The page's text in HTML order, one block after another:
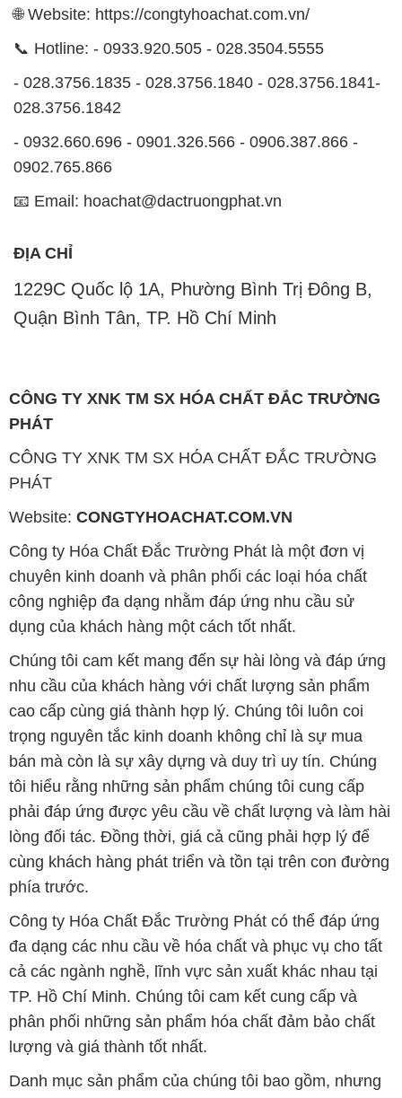
🌐 Website: https://congtyhoachat.com.vn/
📞 Hotline: - 0933.920.505 - 028.3504.5555
- 028.3756.1835 - 028.3756.1840 - 028.3756.1841-
028.3756.1842
- 0932.660.696 - 0901.326.566 - 0906.387.866 -
0902.765.866
📧 Email: hoachat@dactruongphat.vn
ĐỊA CHỈ
1229C Quốc lộ 1A, Phường Bình Trị Đông B,
Quận Bình Tân, TP. Hồ Chí Minh
CÔNG TY XNK TM SX HÓA CHẤT ĐẮC TRƯỜNG
PHÁT
CÔNG TY XNK TM SX HÓA CHẤT ĐẮC TRƯỜNG
PHÁT
Website: CONGTYHOACHAT.COM.VN
Công ty Hóa Chất Đắc Trường Phát là một đơn vị
chuyên kinh doanh và phân phối các loại hóa chất
công nghiệp đa dạng nhằm đáp ứng nhu cầu sử
dụng của khách hàng một cách tốt nhất.
Chúng tôi cam kết mang đến sự hài lòng và đáp ứng
nhu cầu của khách hàng với chất lượng sản phẩm
cao cấp cùng giá thành hợp lý. Chúng tôi luôn coi
trọng nguyên tắc kinh doanh không chỉ là sự mua
bán mà còn là sự xây dựng và duy trì uy tín. Chúng
tôi hiểu rằng những sản phẩm chúng tôi cung cấp
phải đáp ứng được yêu cầu về chất lượng và làm hài
lòng đối tác. Đồng thời, giá cả cũng phải hợp lý để
cùng khách hàng phát triển và tồn tại trên con đường
phía trước.
Công ty Hóa Chất Đắc Trường Phát có thể đáp ứng
đa dạng các nhu cầu về hóa chất và phục vụ cho tất
cả các ngành nghề, lĩnh vực sản xuất khác nhau tại
TP. Hồ Chí Minh. Chúng tôi cam kết cung cấp và
phân phối những sản phẩm hóa chất đảm bảo chất
lượng và giá thành tốt nhất.
Danh mục sản phẩm của chúng tôi bao gồm, nhưng